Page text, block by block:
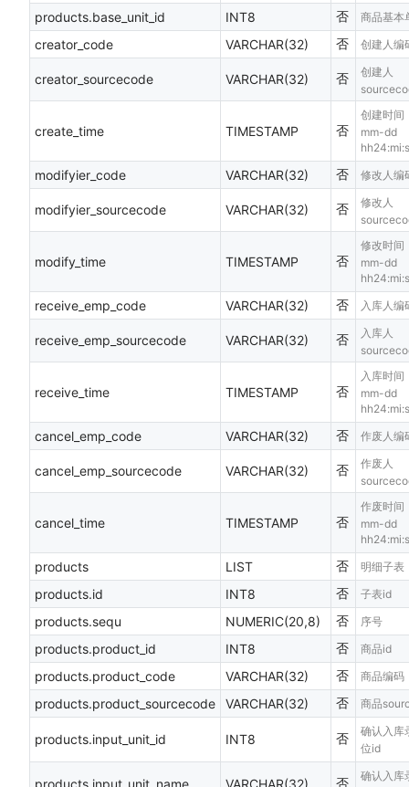
products.base_unit_id INT8 否 商品基本
creator_code VARCHAR(32) 否 创建人编
creator_sourcecode VARCHAR(32) 否
创建人
create_time TIMESTAMP 否
创建时
mm-dd
modifyier_code VARCHAR(32) 否 修改人编
modifyier_sourcecode VARCHAR(32) 否
修改人
modify_time TIMESTAMP 否
修改时
mm-dd
receive_emp_code VARCHAR(32) 否 入库人编
receive_emp_sourcecode VARCHAR(32) 否
入库人
receive_time TIMESTAMP 否
入库时
mm-dd
cancel_emp_code VARCHAR(32) 否 作废人编
cancel_emp_sourcecode VARCHAR(32) 否
作废人
cancel_time TIMESTAMP 否
作废时
mm-dd
products LIST 否 明细子表
products.id INT8 否 子表id
products.sequ NUMERIC(20,8) 否 序号
products.product_id INT8 否 商品id
products.product_code VARCHAR(32) 否 商品编码
products.product_sourcecode VARCHAR(32) 否 商品
products.input_unit_id INT8 否
确认入库
位id
否
确认入库